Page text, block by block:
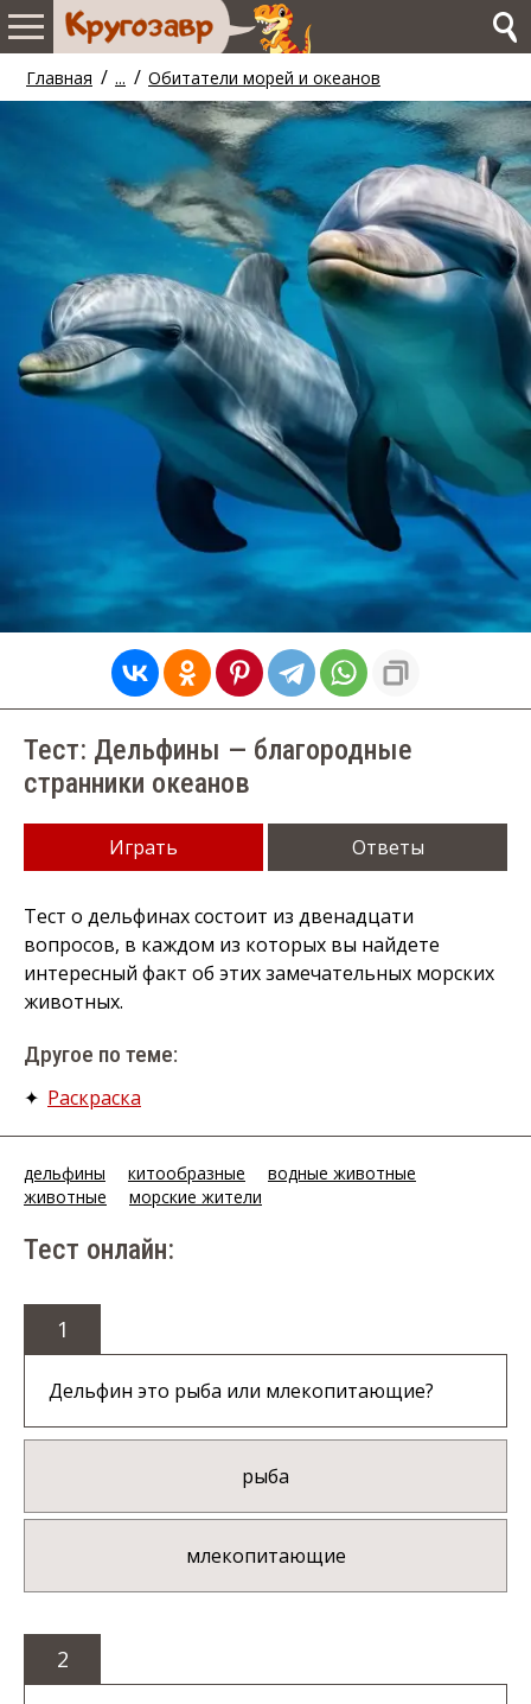
Главная / ... / Обитатели морей и океанов
Тест: Дельфины — благородные
странники океанов
Играть Ответы
Тест о дельфинах состоит из двенадцати
вопросов, в каждом из которых вы найдете
интересный факт об этих замечательных морских
животных.
Другое по теме:
✦ Раскраска
дельфины китообразные
водные животные
животные
морские жители
Тест онлайн:
1
Дельфин это рыба или млекопитающие?
рыба
млекопитающие
2